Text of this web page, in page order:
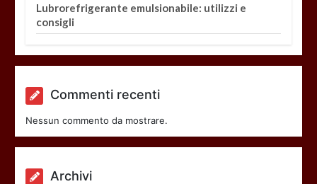
Lubrorefrigerante emulsionabile: utilizzi e
consigli
Commenti recenti
Nessun commento da mostrare.
Archivi